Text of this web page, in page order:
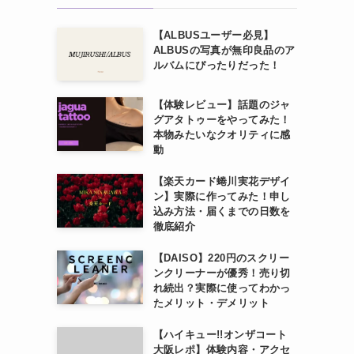
【ALBUSユーザー必見】
ALBUSの写真が無印良品のア
ルバムにぴったりだった！
【体験レビュー】話題のジャ
グアタトゥーをやってみた！
本物みたいなクオリティに感
動
【楽天カード蜷川実花デザイ
ン】実際に作ってみた！申し
込み方法・届くまでの日数を
徹底紹介
【DAISO】220円のスクリー
ンクリーナーが優秀！売り切
れ続出？実際に使ってわかっ
たメリット・デメリット
【ハイキュー!!オンザコート
大阪レポ】体験内容・アクセ